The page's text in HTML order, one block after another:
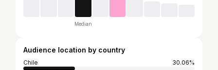
Median
Audience location by country
Chile
30.06%